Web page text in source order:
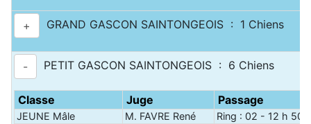
+ GRAND GASCON SAINTONGEOIS : 1 Chiens
- PETIT GASCON SAINTONGEOIS : 6 Chiens
Classe Juge Passage
JEUNE Mâle M. FAVRE René
Ring : 02 - 12 h 50